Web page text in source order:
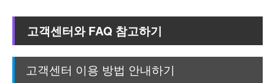
고객센터와 FAQ 참고하기
고객센터 이용 방법 안내하기